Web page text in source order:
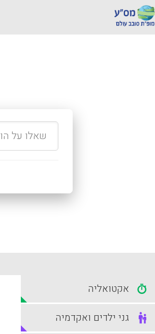
אקטואליה
גני ילדים ואקדמיה